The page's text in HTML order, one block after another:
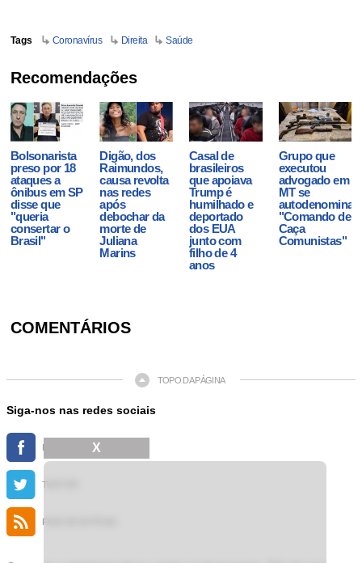
Tags Coronavírus Direita Saúde
Recomendações
Bolsonarista
preso por 18
ataques a
ônibus em SP
disse que
"queria
consertar o
Brasil"
Digão, dos
Raimundos,
causa revolta
nas redes
após
debochar da
morte de
Juliana
Marins
Casal de
brasileiros
que apoiava
Trump é
humilhado e
deportado
dos EUA
junto com
filho de 4
anos
Grupo que
executou
advogado em
MT se
"Comando de
Caça
Comunistas"
COMENTÁRIOS
TOPO DA PÁGINA
Siga-nos nas redes sociais
FACEBOOK
TWITTER
FEED DE NOTÍCIAS
X